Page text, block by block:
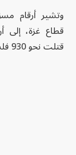
وتشير أرقام
قطاع غزة، إلى
قتلت نحو 930 فلسطينياً منذ سريان وقف إطلاق النار.